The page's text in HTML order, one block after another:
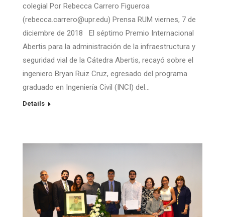
colegial Por Rebecca Carrero Figueroa
(rebecca.carrero@upr.edu) Prensa RUM viernes, 7 de
diciembre de 2018 El séptimo Premio Internacional
Abertis para la administración de la infraestructura y
seguridad vial de la Cátedra Abertis, recayó sobre el
ingeniero Bryan Ruiz Cruz, egresado del programa
graduado en Ingeniería Civil (INCI) del…
Details